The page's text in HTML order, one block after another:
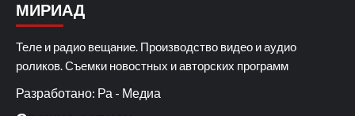
МИРИАД
Теле и радио вещание. Производство видео и аудио
роликов. Съемки новостных и авторских программ
Разработано: Ра - Медиа